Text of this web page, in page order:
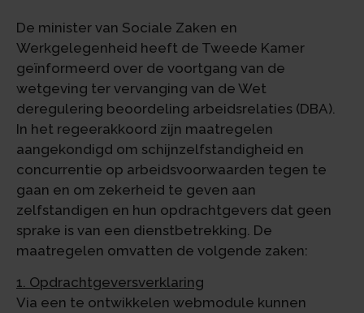
De minister van Sociale Zaken en
Werkgelegenheid heeft de Tweede Kamer
geïnformeerd over de voortgang van de
wetgeving ter vervanging van de Wet
deregulering beoordeling arbeidsrelaties (DBA).
In het regeerakkoord zijn maatregelen
aangekondigd om schijnzelfstandigheid en
concurrentie op arbeidsvoorwaarden tegen te
gaan en om zekerheid te geven aan
zelfstandigen en hun opdrachtgevers dat geen
sprake is van een dienstbetrekking. De
maatregelen omvatten de volgende zaken:
1. Opdrachtgeversverklaring
Via een te ontwikkelen webmodule kunnen